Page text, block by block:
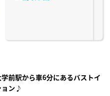
前駅から車6分にあるバストイ
ョン♪